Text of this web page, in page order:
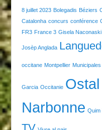
8 juillet 2023 Bolegadis Béziers
Catalonha concurs conférence
FR3 France 3 Gisela Naconaski
Josèp Anglada
occitane Montpellier
Garcia Occitanie
Narbonne Quim